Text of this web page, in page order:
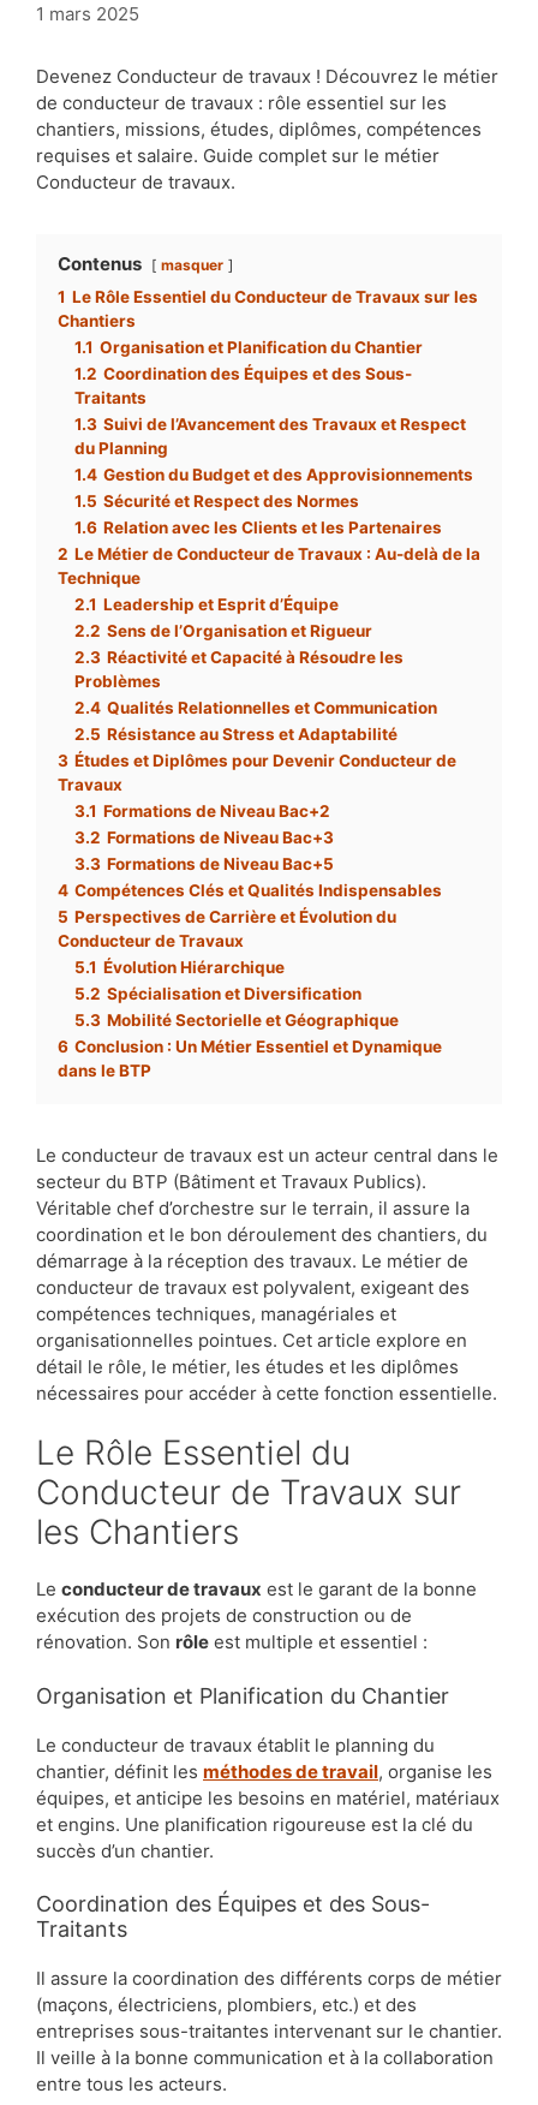
1 mars 2025
Devenez Conducteur de travaux ! Découvrez le métier
de conducteur de travaux : rôle essentiel sur les
chantiers, missions, études, diplômes, compétences
requises et salaire. Guide complet sur le métier
Conducteur de travaux.
Contenus masquer
1 Le Rôle Essentiel du Conducteur de Travaux sur les
Chantiers
1.1 Organisation et Planification du Chantier
1.2 Coordination des Équipes et des Sous-
Traitants
1.3 Suivi de l’Avancement des Travaux et Respect
du Planning
1.4 Gestion du Budget et des Approvisionnements
1.5 Sécurité et Respect des Normes
1.6 Relation avec les Clients et les Partenaires
2 Le Métier de Conducteur de Travaux : Au-delà de la
Technique
2.1 Leadership et Esprit d’Équipe
2.2 Sens de l’Organisation et Rigueur
2.3 Réactivité et Capacité à Résoudre les
Problèmes
2.4 Qualités Relationnelles et Communication
2.5 Résistance au Stress et Adaptabilité
3 Études et Diplômes pour Devenir Conducteur de
Travaux
3.1 Formations de Niveau Bac+2
3.2 Formations de Niveau Bac+3
3.3 Formations de Niveau Bac+5
4 Compétences Clés et Qualités Indispensables
5 Perspectives de Carrière et Évolution du
Conducteur de Travaux
5.1 Évolution Hiérarchique
5.2 Spécialisation et Diversification
5.3 Mobilité Sectorielle et Géographique
6 Conclusion : Un Métier Essentiel et Dynamique
dans le BTP
Le conducteur de travaux est un acteur central dans le
secteur du BTP (Bâtiment et Travaux Publics).
Véritable chef d’orchestre sur le terrain, il assure la
coordination et le bon déroulement des chantiers, du
démarrage à la réception des travaux. Le métier de
conducteur de travaux est polyvalent, exigeant des
compétences techniques, managériales et
organisationnelles pointues. Cet article explore en
détail le rôle, le métier, les études et les diplômes
nécessaires pour accéder à cette fonction essentielle.
Le Rôle Essentiel du
Conducteur de Travaux sur
les Chantiers
Le conducteur de travaux est le garant de la bonne
exécution des projets de construction ou de
rénovation. Son rôle est multiple et essentiel :
Organisation et Planification du Chantier
Le conducteur de travaux établit le planning du
chantier, définit les méthodes de travail, organise les
équipes, et anticipe les besoins en matériel, matériaux
et engins. Une planification rigoureuse est la clé du
succès d’un chantier.
Coordination des Équipes et des Sous-
Traitants
Il assure la coordination des différents corps de métier
(maçons, électriciens, plombiers, etc.) et des
entreprises sous-traitantes intervenant sur le chantier.
Il veille à la bonne communication et à la collaboration
entre tous les acteurs.